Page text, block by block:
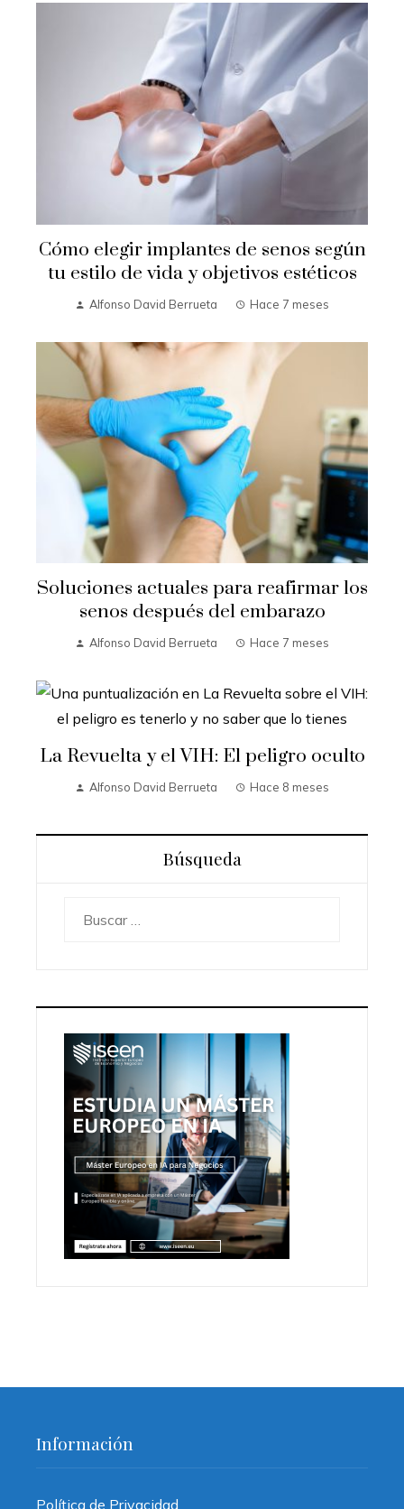
Cómo elegir implantes de senos según
tu estilo de vida y objetivos estéticos
Alfonso David Berrueta Hace 7 meses
Soluciones actuales para reafirmar los
senos después del embarazo
Alfonso David Berrueta Hace 7 meses
La Revuelta y el VIH: El peligro oculto
Alfonso David Berrueta Hace 8 meses
Búsqueda
Información
Política de Privacidad